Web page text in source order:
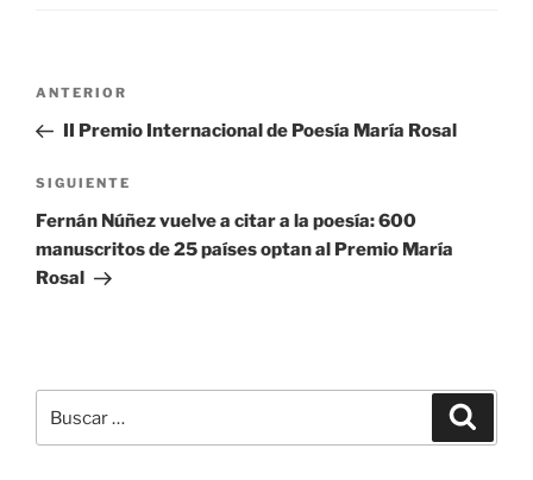
Navegación
entradas
Entrada
anterior:
ANTERIOR
II Premio Internacional de Poesía María Rosal
Siguiente
entrada
SIGUIENTE
Fernán Núñez vuelve a citar a la poesía: 600
manuscritos de 25 países optan al Premio María
Rosal
por: